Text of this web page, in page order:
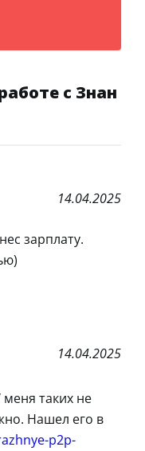
с Знан
14.04.2025
зарплату.
14.04.2025
меня таких не
Нашел его в
p2p-